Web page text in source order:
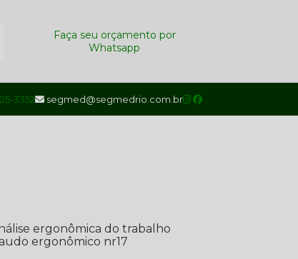
Faça seu orçamento por
Whatsapp
3352 segmed@segmedrio.com.br
ergonômica do trabalho
ergonômico nr17